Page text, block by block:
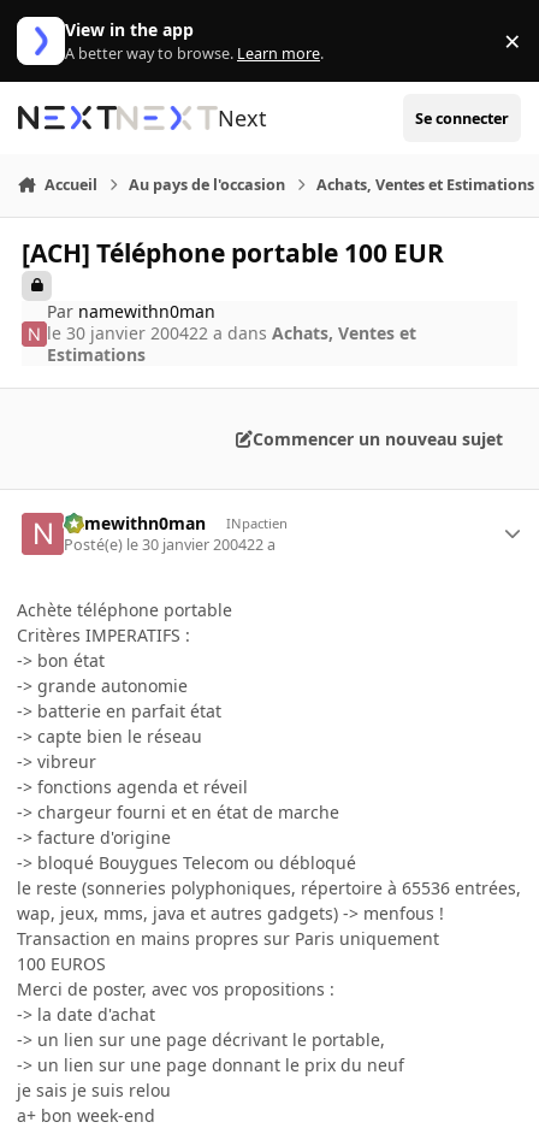
Aller au contenu
View in the app
A better way to browse. Learn more. ×
Next Se connecter
Accueil Au pays de l'occasion Achats, Ventes et Estimations
[ACH] Téléphone portable 100 EUR
Par namewithn0man
le 30 janvier 200422 a dansAchats, Ventes et
Estimations
Commencer un nouveau sujet
namewithn0man INpactien
Posté(e) le 30 janvier 200422 a
Achète téléphone portable
Critères IMPERATIFS :
-> bon état
-> grande autonomie
-> batterie en parfait état
-> capte bien le réseau
-> vibreur
-> fonctions agenda et réveil
-> chargeur fourni et en état de marche
-> facture d'origine
-> bloqué Bouygues Telecom ou débloqué
le reste (sonneries polyphoniques, répertoire à 65536 entrées,
wap, jeux, mms, java et autres gadgets) -> menfous !
Transaction en mains propres sur Paris uniquement
100 EUROS
Merci de poster, avec vos propositions :
-> la date d'achat
-> un lien sur une page décrivant le portable,
-> un lien sur une page donnant le prix du neuf
je sais je suis relou
a+ bon week-end